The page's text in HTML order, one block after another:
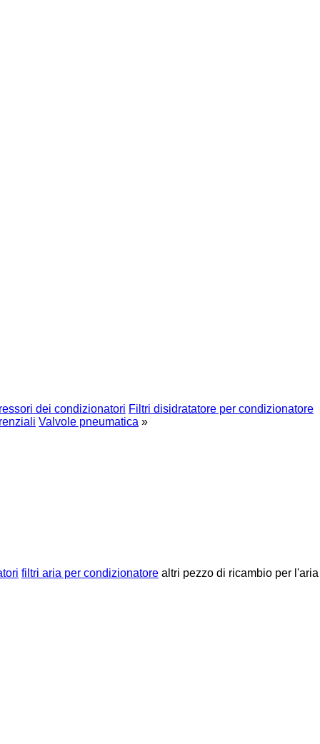
dei condizionatori Filtri disidratatore per condizionatore
Valvole pneumatica »
filtri aria per condizionatore altri pezzo di ricambio per l'aria